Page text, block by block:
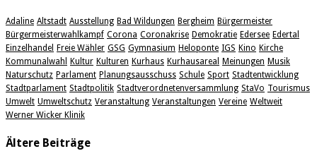
Adaline Altstadt Ausstellung Bad Wildungen Bergheim Bürgermeister
Bürgermeisterwahlkampf Corona Coronakrise Demokratie Edersee Edertal
Einzelhandel
Freie Wähler GSG Gymnasium Heloponte IGS Kino Kirche
Kommunalwahl
Kultur Kulturen Kurhaus Kurhausareal Meinungen Musik
Naturschutz Parlament Planungsausschuss Schule Sport Stadtentwicklung
Stadtparlament Stadtpolitik Stadtverordnetenversammlung StaVo Tourismus
Umwelt Umweltschutz Veranstaltung Veranstaltungen Vereine Weltweit
Werner Wicker Klinik
Ältere Beiträge